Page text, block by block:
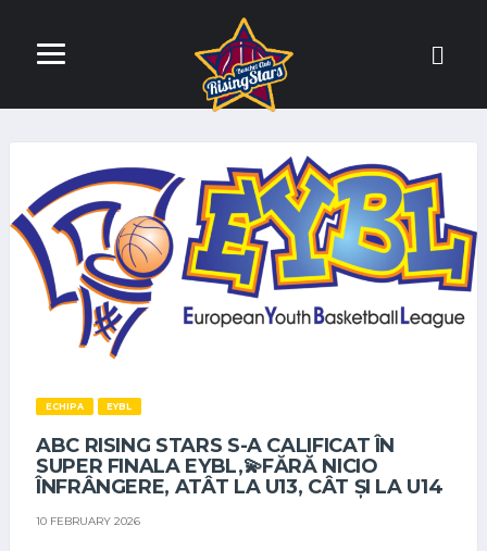
ECHIPA EYBL
ABC RISING STARS S-A CALIFICAT ÎN
SUPER FINALA EYBL,💫FĂRĂ NICIO
ÎNFRÂNGERE, ATÂT LA U13, CÂT ȘI LA U14
10 FEBRUARY 2026